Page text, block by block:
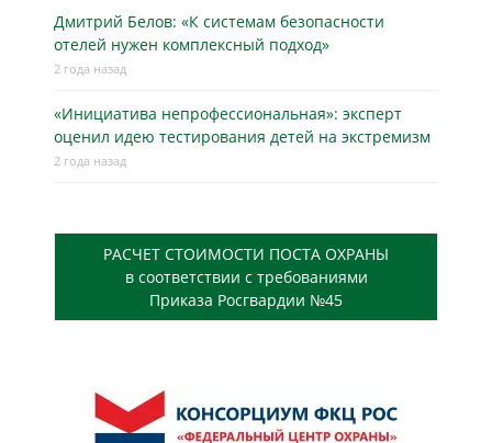
Дмитрий Белов: «К системам безопасности
отелей нужен комплексный подход»
2 года назад
«Инициатива непрофессиональная»: эксперт
оценил идею тестирования детей на экстремизм
2 года назад
РАСЧЕТ СТОИМОСТИ ПОСТА ОХРАНЫ
в соответствии с требованиями
Приказа Росгвардии №45